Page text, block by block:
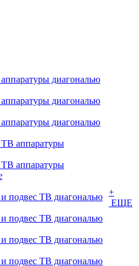
диагональю
диагональю
диагональю
аппаратуры
аппаратуры
и подвес ТВ диагональю
и подвес ТВ диагональю
и подвес ТВ диагональю
и подвес ТВ диагональю
+
ЕЩЕ